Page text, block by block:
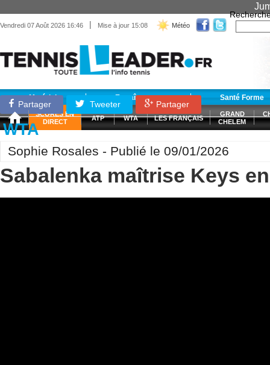
Vendredi 07 Août 2026 16:46 | Mise à jour 15:08 Météo
Matériel Entraînement Santé Forme
SCORES EN
DIRECT
ATP WTA LES FRANÇAIS
GRAND
CHELEM
Partager Tweeter Partager
WTA
Sophie Rosales - Publié le 09/01/2026
Sabalenka maîtrise Keys